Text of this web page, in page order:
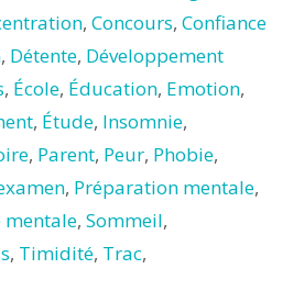
, Concours, Confiance
, Détente, Développement
, École, Éducation, Emotion,
, Étude, Insomnie,
, Parent, Peur, Phobie,
, Préparation mentale,
mentale, Sommeil,
, Timidité, Trac,